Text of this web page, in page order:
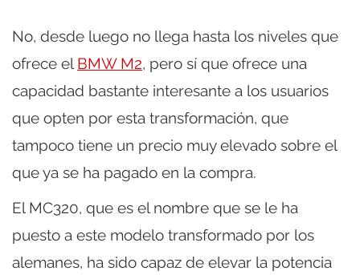
No, desde luego no llega hasta los niveles que
ofrece el BMW M2, pero sí que ofrece una
capacidad bastante interesante a los usuarios
que opten por esta transformación, que
tampoco tiene un precio muy elevado sobre el
que ya se ha pagado en la compra.
El MC320, que es el nombre que se le ha
puesto a este modelo transformado por los
alemanes, ha sido capaz de elevar la potencia